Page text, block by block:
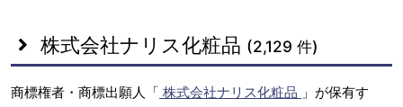
株式会社ナリス化粧品 (2,129 件)
商標権者・商標出願人「 株式会社ナリス化粧品 」が保有す